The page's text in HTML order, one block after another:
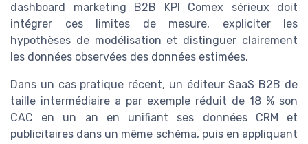
dashboard marketing B2B KPI Comex sérieux doit
intégrer ces limites de mesure, expliciter les
hypothèses de modélisation et distinguer clairement
les données observées des données estimées.
Dans un cas pratique récent, un éditeur SaaS B2B de
taille intermédiaire a par exemple réduit de 18 % son
CAC en un an en unifiant ses données CRM et
publicitaires dans un même schéma, puis en appliquant